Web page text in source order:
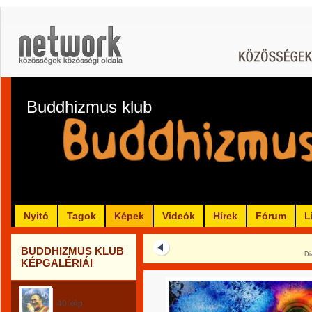
Buddhizmus klub
Nyitó Tagok Képek Videók Hírek Fórum
BUDDHIZMUS KLUB
KÉPGALÉRIÁI
40 kép